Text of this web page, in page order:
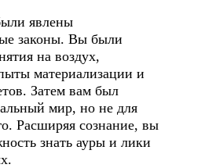
явлены
законы. Вы были
на воздух,
материализации и
Затем вам был
мир, но не для
Расширяя сознание, вы
знать ауры и лики